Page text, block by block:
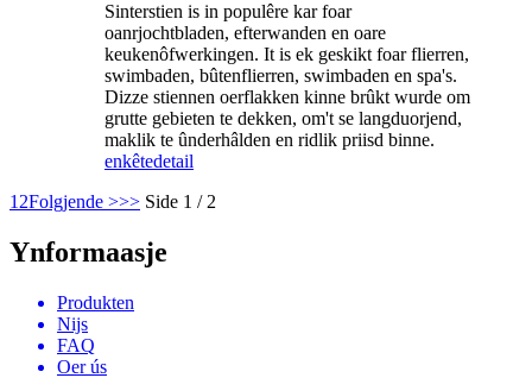
Sinterstien is in populêre kar foar
oanrjochtbladen, efterwanden en oare
keukenôfwerkingen. It is ek geskikt foar flierren,
swimbaden, bûtenflierren, swimbaden en spa's.
Dizze stiennen oerflakken kinne brûkt wurde om
grutte gebieten te dekken, om't se langduorjend,
maklik te ûnderhâlden en ridlik priisd binne.
enkêtedetail
1 2Folgjende >>> Side 1 / 2
Ynformaasje
Produkten
Nijs
FAQ
Oer ús